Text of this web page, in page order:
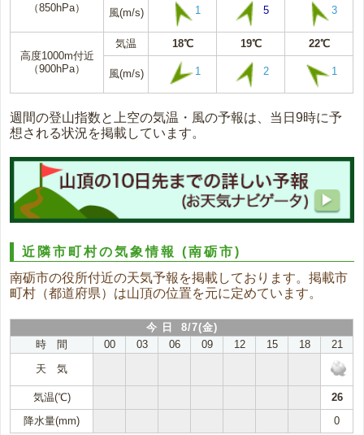
（850hPa）
風(m/s) 1 5 3
高度1000m付近
（900hPa）
気温 18℃ 19℃ 22℃
風(m/s) 1 2 1
週間の登山指数と上空の気温・風の予報は、当日9時に予
想される状況を掲載しています。
近隣市町村の気象情報(南砺市)
南砺市の役所付近の天気予報を掲載しております。掲載市
町村（都道府県）は山頂の位置を元に定めています。
今 日 8/7(金)
時 間
00 03 06 09 12 15 18
21
天 気
気温(℃)
26
降水量(mm)
0